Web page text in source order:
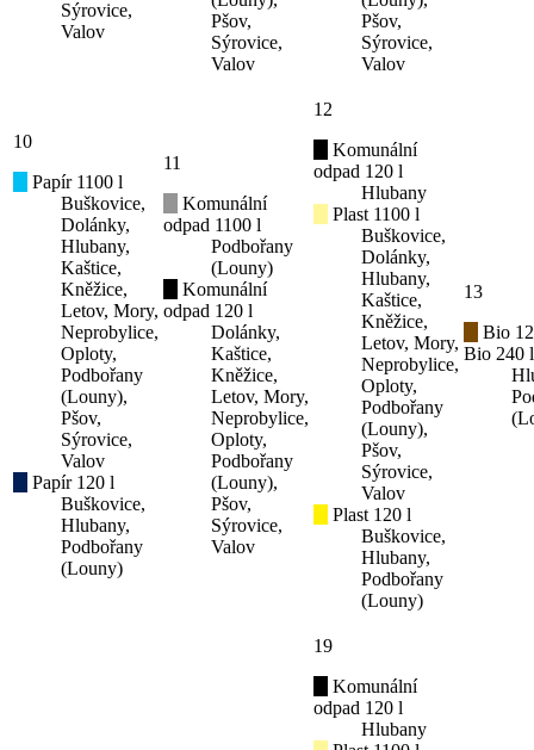
Sýrovice,
Valov
Pšov,
Sýrovice,
Valov
Pšov,
Sýrovice,
Valov
10
Papír 1100 l
Buškovice,
Dolánky,
Hlubany,
Kaštice,
Kněžice,
Letov, Mory,
Neprobylice,
Oploty,
Podbořany
(Louny),
Pšov,
Sýrovice,
Valov
Papír 120 l
Buškovice,
Hlubany,
Podbořany
(Louny)
11
Komunální
odpad 1100 l
Podbořany
(Louny)
Komunální
odpad 120 l
Dolánky,
Kaštice,
Kněžice,
Letov, Mory,
Neprobylice,
Oploty,
Podbořany
(Louny),
Pšov,
Sýrovice,
Valov
12
Komunální
odpad 120 l
Hlubany
Plast 1100 l
Buškovice,
Dolánky,
Hlubany,
Kaštice,
Kněžice,
Letov, Mory,
Neprobylice,
Oploty,
Podbořany
(Louny),
Pšov,
Sýrovice,
Valov
Plast 120 l
Buškovice,
Hlubany,
Podbořany
(Louny)
13
Bio
Bio 240 l
19
Komunální
odpad 120 l
Hlubany